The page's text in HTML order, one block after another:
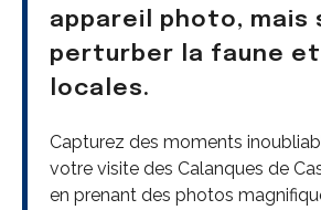
appareil photo, mais
perturber la faune
locales.
Capturez des moments
votre visite des Calanques de
en prenant des photos